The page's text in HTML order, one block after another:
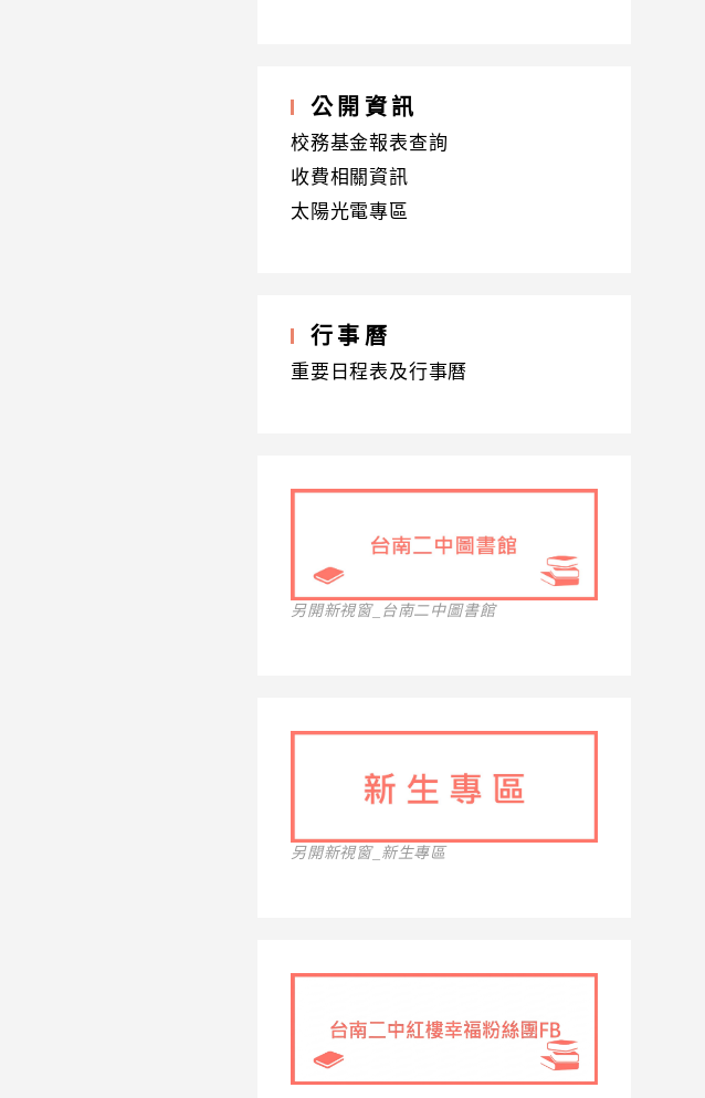
公開資訊
校務基金報表查詢
收費相關資訊
太陽光電專區
行事曆
重要日程表及行事曆
另開新視窗_台南二中圖書館
另開新視窗_新生專區